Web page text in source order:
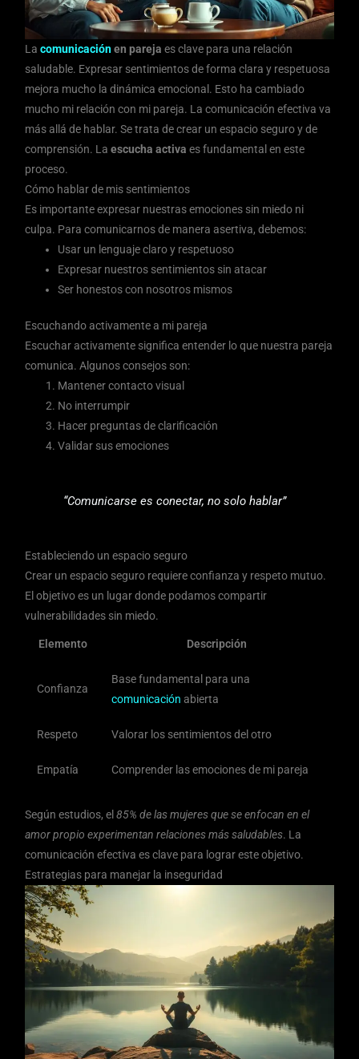
Lacomunicaciónen pareja es clave para una relación
saludable. Expresar sentimientos de forma clara y respetuosa
mejora mucho la dinámica emocional. Esto ha cambiado
mucho mi relación con mi pareja. La comunicación efectiva va
más allá de hablar. Se trata de crear un espacio seguro y de
comprensión. Laescucha activa es fundamental en este
proceso.
Cómo hablar de mis sentimientos
Es importante expresar nuestras emociones sin miedo ni
culpa. Para comunicarnos de manera asertiva, debemos:
Usar un lenguaje claro y respetuoso
Expresar nuestros sentimientos sin atacar
Ser honestos con nosotros mismos
Escuchando activamente a mi pareja
Escuchar activamente significa entender lo que nuestra pareja
comunica. Algunos consejos son:
Mantener contacto visual
No interrumpir
Hacer preguntas de clarificación
Validar sus emociones
“Comunicarse es conectar, no solo hablar”
Estableciendo un espacio seguro
Crear un espacio seguro requiere confianza y respeto mutuo.
El objetivo es un lugar donde podamos compartir
vulnerabilidades sin miedo.
Elemento Descripción
Confianza
Base fundamental para una
comunicación abierta
Respeto Valorar los sentimientos del otro
Empatía Comprender las emociones de mi pareja
Según estudios, el85% de las mujeres que se enfocan en el
amor propio experimentan relaciones más saludables. La
comunicación efectiva es clave para lograr este objetivo.
Estrategias para manejar la inseguridad